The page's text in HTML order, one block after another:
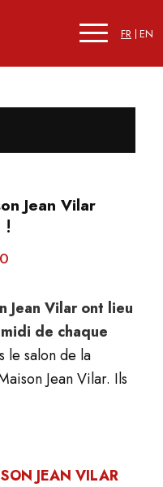
FR EN
Jean Vilar
Jean Vilar ont lieu
de chaque
le salon de la
Jean Vilar. Ils
JEAN VILAR